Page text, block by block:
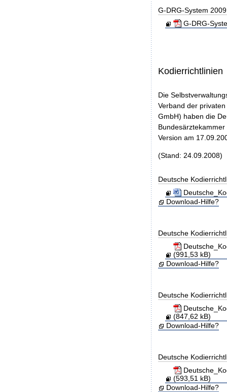
G-DRG-System
G-DRG-
Kodierrichtlinien
Die
Verband der
GmbH) haben die
Version am
(Stand: 24.09.2008)
Deutsche
Download-Hilfe?
Deutsche
(991,53 kB)
Download-Hilfe?
Deutsche
(847,62 kB)
Download-Hilfe?
Deutsche
(593,51 kB)
Download-Hilfe?